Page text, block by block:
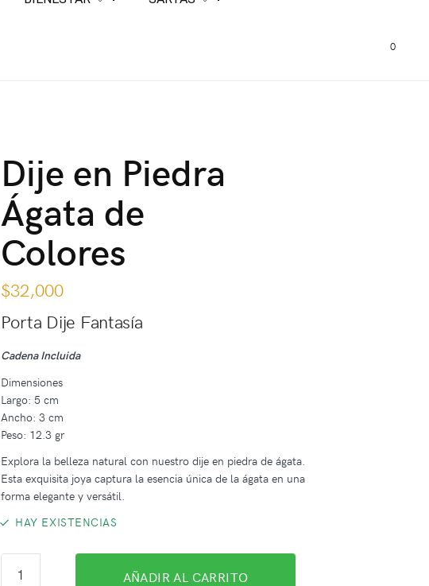
0
Dije en Piedra
Ágata de
Colores
$32,000
Porta Dije Fantasía
Cadena Incluida
Dimensiones
Largo: 5 cm
Ancho: 3 cm
Peso: 12.3 gr
Explora la belleza natural con nuestro dije en piedra de ágata.
Esta exquisita joya captura la esencia única de la ágata en una
forma elegante y versátil.
HAY EXISTENCIAS
AÑADIR AL CARRITO